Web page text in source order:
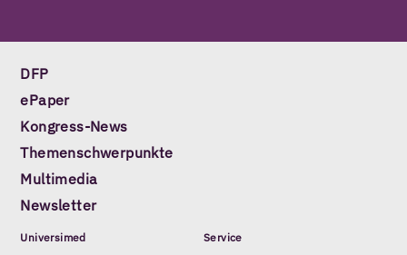
DFP
ePaper
Kongress-News
Themenschwerpunkte
Multimedia
Newsletter
Universimed Service